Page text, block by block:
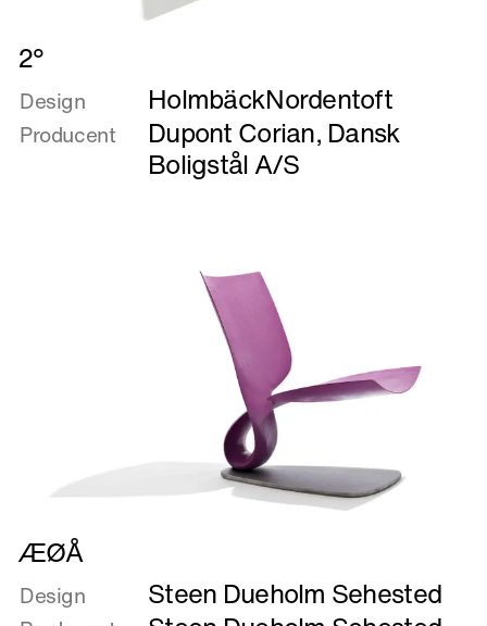
Læs
mere
om
2°
2°
Design HolmbäckNordentoft
Producent Dupont Corian, Dansk
Boligstål A/S
Læs
mere
om
ÆØÅ
ÆØÅ
Design Steen Dueholm Sehested